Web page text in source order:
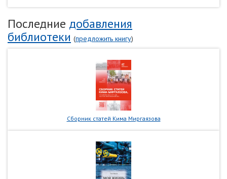
Последние добавления
библиотеки (предложить книгу)
Сборник статей Кима Миргаязова